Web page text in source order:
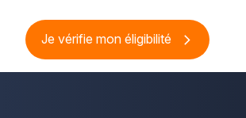
Je vérifie mon éligibilité